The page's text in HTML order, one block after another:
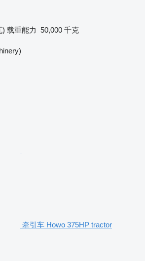
) 载重能力 50,000 千克
牵引车 Howo 375HP tractor